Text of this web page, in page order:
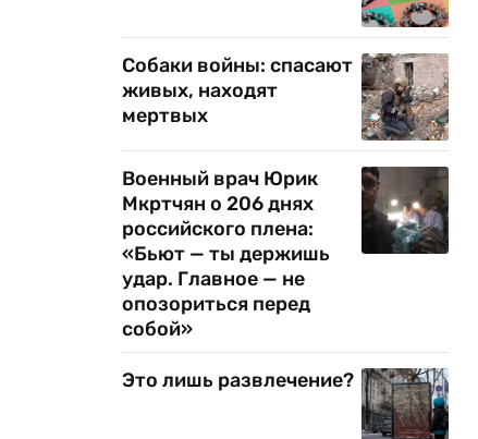
Собаки войны: спасают
живых, находят
мертвых
Военный врач Юрик
Мкртчян о 206 днях
российского плена:
«Бьют — ты держишь
удар. Главное — не
опозориться перед
собой»
Это лишь развлечение?